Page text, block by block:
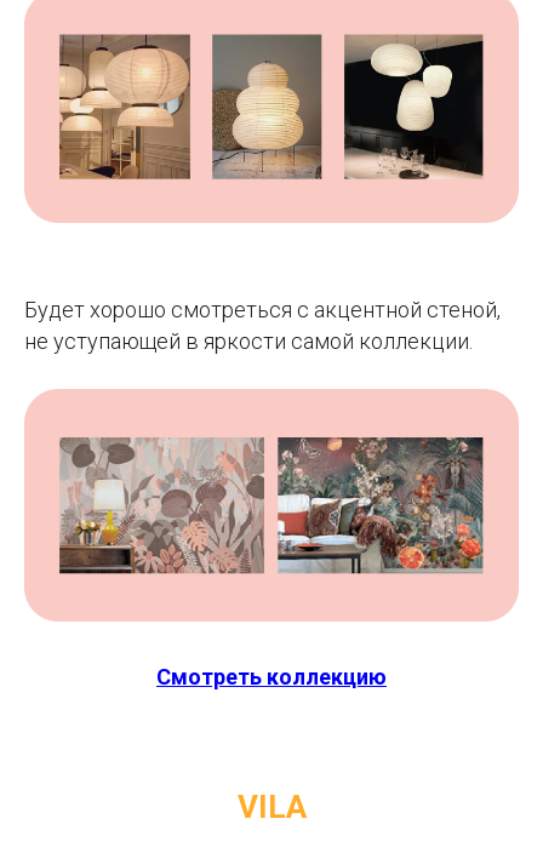
Будет хорошо смотреться с акцентной стеной,
не уступающей в яркости самой коллекции.
Смотреть коллекцию
VILA